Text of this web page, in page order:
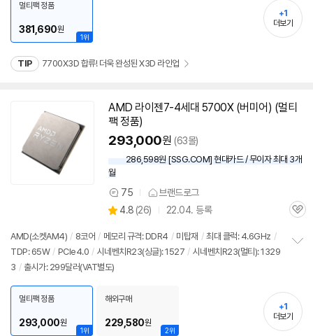
치
기
1위
멀티팩 정품
381,690원
+1
더보기
TIP 7700X3D 합류! 더욱 완성된 X3D 라인업
AMD 라이젠7-4세대 5700X (버미어) (멀티
팩 정품)
293,000원 (63몰)
286,598원 [SSG.COM] 현대카드 / 무이자 최대 3개
월
상
품
견
75 브랜드로그
별
점
4.8 (상
리
뷰
26) 22.04. 등록
관
AMD(소켓AM4) / 8코어 / 메모리 규격: DDR4 / 미탑재 / 최대 클럭: 4.6GHz /
TDP: 65W / PCIe4.0 / 시네벤치R23(싱글): 1527 / 시네벤치R23(멀티): 1329
3 / 출시가: 299달러(VAT별도)
기
1위
멀티팩 정품
293,000원
2위
해외구매
229,580원
+1
더보기